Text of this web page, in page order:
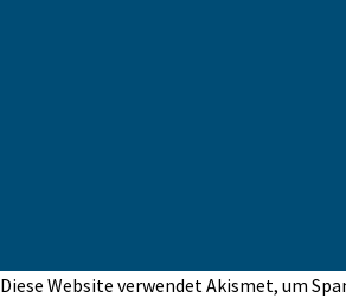
Diese Website verwendet Akismet, um